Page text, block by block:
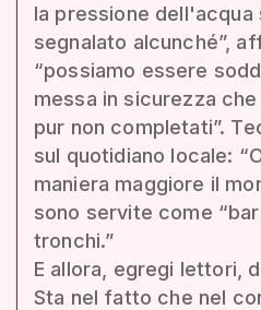
la pressione dell'acqua
segnalato alcunché”,
“possiamo essere
messa in sicurezza
pur non completati”.
sul quotidiano locale:
maniera maggiore il
sono servite come
tronchi.”
E allora, egregi lettori,
Sta nel fatto che nel